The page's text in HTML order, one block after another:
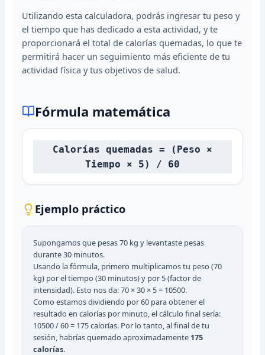
Utilizando esta calculadora, podrás ingresar tu peso y
el tiempo que has dedicado a esta actividad, y te
proporcionará el total de calorías quemadas, lo que te
permitirá hacer un seguimiento más eficiente de tu
actividad física y tus objetivos de salud.
Fórmula matemática
Calorías quemadas = (Peso ×
Tiempo × 5) / 60
Ejemplo práctico
Supongamos que pesas 70 kg y levantaste pesas
durante 30 minutos.
Usando la fórmula, primero multiplicamos tu peso (70
kg) por el tiempo (30 minutos) y por 5 (factor de
intensidad). Esto nos da: 70 × 30 × 5 = 10500.
Como estamos dividiendo por 60 para obtener el
resultado en calorías por minuto, el cálculo final sería:
10500 / 60 = 175 calorías. Por lo tanto, al final de tu
sesión, habrías quemado aproximadamente 175
calorías.